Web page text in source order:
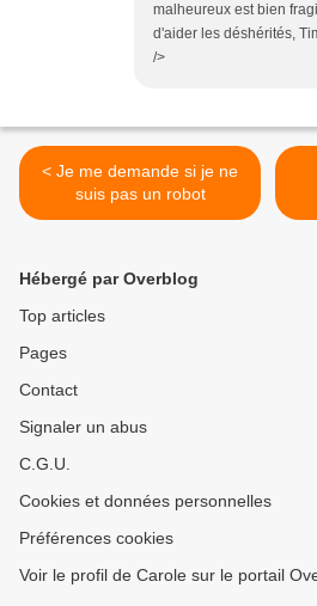
malheureux est bien
d'aider les déshérités,
/>
< Je me demande si je ne
suis pas un robot
Hébergé par Overblog
Top articles
Pages
Contact
Signaler un abus
C.G.U.
Cookies et données personnelles
Préférences cookies
Voir le profil de Carole sur le portail